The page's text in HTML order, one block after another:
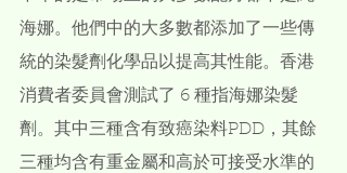
海娜。他們中的大多數都添加了一些傳
統的染髮劑化學品以提高其性能。香港
消費者委員會測試了 6 種指海娜染髮
劑。其中三種含有致癌染料PDD，其餘
三種均含有重金屬和高於可接受水準的